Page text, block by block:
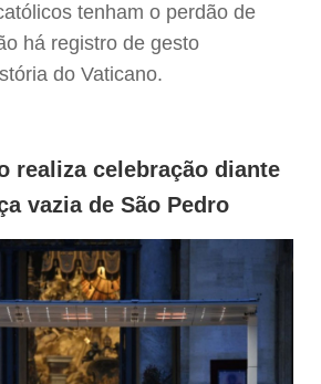
tenham o perdão de
há registro de gesto
do Vaticano.
realiza celebração diante
vazia de São Pedro